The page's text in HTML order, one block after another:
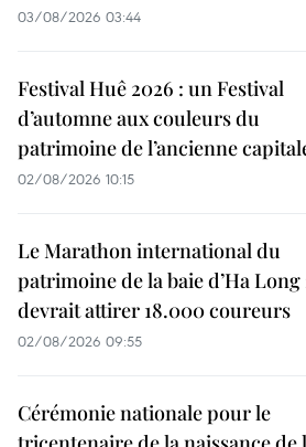
03/08/2026 03:44
Festival Huê 2026 : un Festival
d’automne aux couleurs du
patrimoine de l’ancienne
02/08/2026 10:15
Le Marathon international du
patrimoine de la baie d’Ha Long
devrait attirer 18.000 coureurs
02/08/2026 09:55
Cérémonie nationale pour le